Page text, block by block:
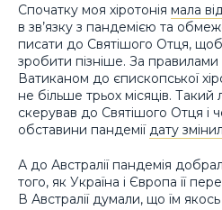
Спочатку моя хіротонія мала
в зв’язку з пандемією та
писати до Святішого Отця,
зробити пізніше. За
Ватиканом до єпископської
не більше трьох місяців. Такий
скерував до Святішого Отця і
обставини пандемії дату
А до Австралії пандемія
того, як Україна і Європа її
В Австралії думали, що їм